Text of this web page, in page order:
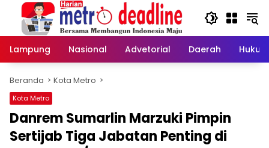
Langsung
konten
Lampung
Nasional Advetorial Daerah Hukum
Beranda Kota Metro
Kota Metro
Danrem Sumarlin Marzuki Pimpin
Sertijab Tiga Jabatan Penting di